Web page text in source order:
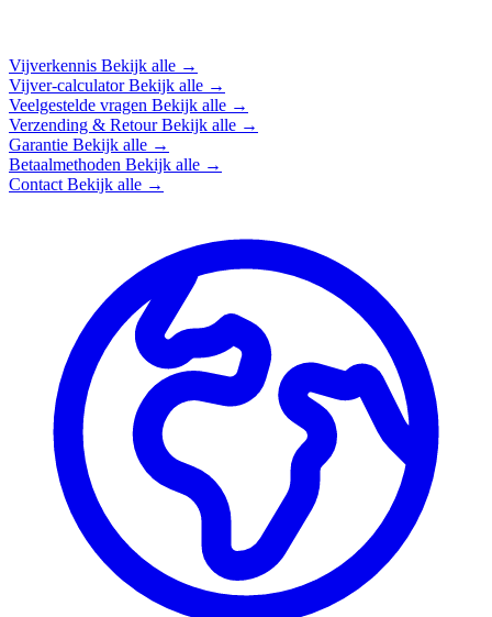
Vijverkennis Bekijk alle →
Vijver-calculatorBekijk alle →
Veelgestelde vragen Bekijk alle →
Verzending & RetourBekijk alle →
Garantie Bekijk alle →
Betaalmethoden Bekijk alle →
Contact Bekijk alle →